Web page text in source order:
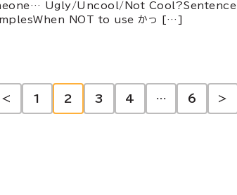
Ugly/Uncool/Not Cool?Sentence
NOT to use かっ […]
< 1 2 3 4 … 6 >